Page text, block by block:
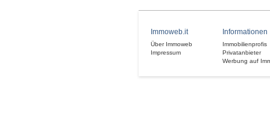
Immoweb.it
Über Immoweb
Impressum
Informationen
Immobilienprofis
Privatanbieter
Werbung auf